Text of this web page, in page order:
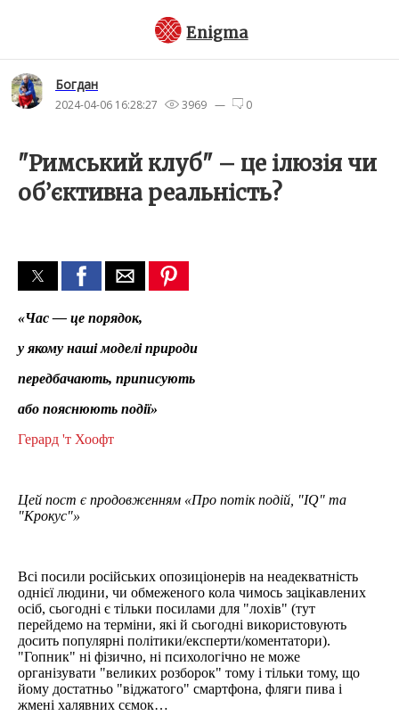
Enigma
Богдан
2024-04-06 16:28:27 3969 — 0
"Римський клуб" – це ілюзія чи
об’єктивна реальність?
«Час — це порядок,
у якому наші моделі природи
передбачають, приписують
або пояснюють події»
Герард 'т Хоофт
Цей пост є продовженням «Про потік подій, "IQ" та
"Крокус"»
Всі посили російських опозиціонерів на неадекватність
однієї людини, чи обмеженого кола чимось зацікавлених
осіб, сьогодні є тільки посилами для "лохів" (тут
перейдемо на терміни, які й сьогодні використовують
досить популярні політики/експерти/коментатори).
"Гопник" ні фізично, ні психологічно не може
організувати "великих розборок" тому і тільки тому, що
йому достатньо "віджатого" смартфона, фляги пива і
жмені халявних сємок…